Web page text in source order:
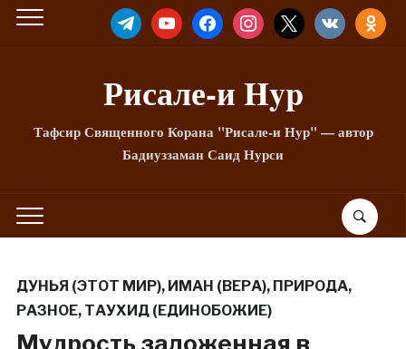
TELEGRAMYOUTUBEFACEBOOKINSTAGRAM
X VKONTAKTE
Рисале-и Hyp
Тафсир Священного Корана "Рисале-и Нур" — автор
Бадиуззаман Саид Нурси
ДУНЬЯ (ЭТОТ МИР), ИМАН (ВЕРА), ПРИРОДА,
РАЗНОЕ, ТАУХИД (ЕДИНОБОЖИЕ)
Мудрость заложенная в